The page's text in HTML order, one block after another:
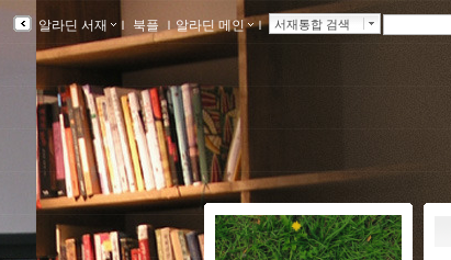
알라딘 서재 ｌ 북플 ｌ알라딘 메인 ｌ 서재통합 검색